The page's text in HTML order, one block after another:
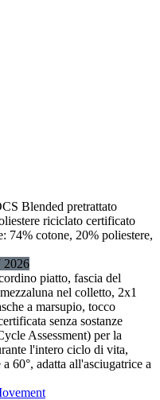
Blended pretrattato
riciclato certificato
74% cotone, 20% poliestere,
2026
piatto, fascia del
nel colletto, 2x1
a marsupio, tocco
senza sostanze
Assessment) per la
l'intero ciclo di vita,
60°, adatta all'asciugatrice a